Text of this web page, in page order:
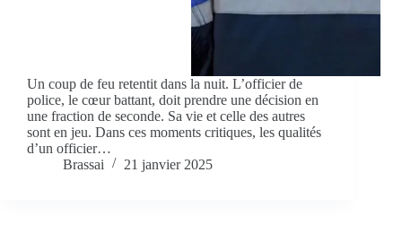
Un coup de feu retentit dans la nuit. L’officier de
police, le cœur battant, doit prendre une décision en
une fraction de seconde. Sa vie et celle des autres
sont en jeu. Dans ces moments critiques, les qualités
d’un officier…
Brassai
21 janvier 2025